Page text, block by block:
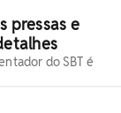
pressas e
do SBT é